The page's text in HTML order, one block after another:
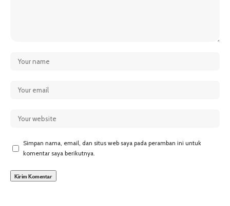
Simpan nama, email, dan situs web saya pada peramban ini untuk
komentar saya berikutnya.